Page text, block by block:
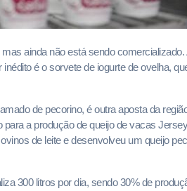
ainda não está sendo
é o sorvete de iogurte de ovelha,
de pecorino, é outra aposta da
a produção de queijo de vacas
de leite e desenvolveu um queijo
300 litros por dia, sendo 30% de